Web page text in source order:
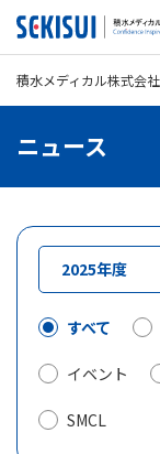
English お問い合わせ
積水メディカル株式会社
ニュース
すべて
イベント
SMCL